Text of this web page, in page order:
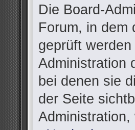
Die Board-
Forum, in dem
geprüft
Administration
bei denen sie
der Seite